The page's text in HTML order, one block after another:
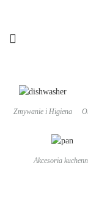
Zmywanie i Higiena
Akcesoria